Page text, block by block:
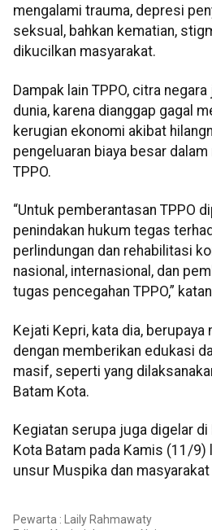
mengalami trauma, depresi
seksual, bahkan kematian,
dikucilkan masyarakat.
Dampak lain TPPO, citra
dunia, karena dianggap gagal
kerugian ekonomi akibat
pengeluaran biaya besar
TPPO.
“Untuk pemberantasan TPPO
penindakan hukum tegas
perlindungan dan rehabilitasi
nasional, internasional, dan
tugas pencegahan TPPO,”
Kejati Kepri, kata dia, berupaya
dengan memberikan edukasi
masif, seperti yang
Batam Kota.
Kegiatan serupa juga digelar
Kota Batam pada Kamis (11/9)
unsur Muspika dan
Pewarta : Laily Rahmawaty